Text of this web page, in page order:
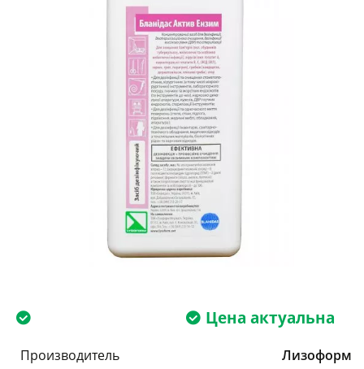
Цена актуальна
Производитель
Лизоформ